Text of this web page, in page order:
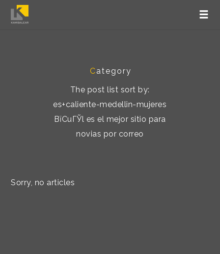
Category
The post list sort by:
es+caliente-medellin-mujeres
ВїCuГЎl es el mejor sitio para
novias por correo
Sorry, no articles